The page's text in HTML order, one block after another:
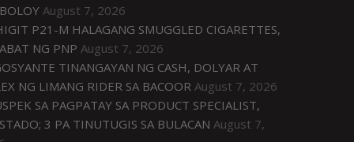
August 7, 2026
P21-M HALAGANG SMUGGLED CIGARETTES,
NG PNP August 7, 2026
TINANGAYAN NG CASH, DOLYAR AT
NG LIMANG RIDER SA BACOOR August 7, 2026
SA PAGPATAY SA PRODUCT SPECIALIST,
3 PA TINUTUGIS SA BULACAN August 7,